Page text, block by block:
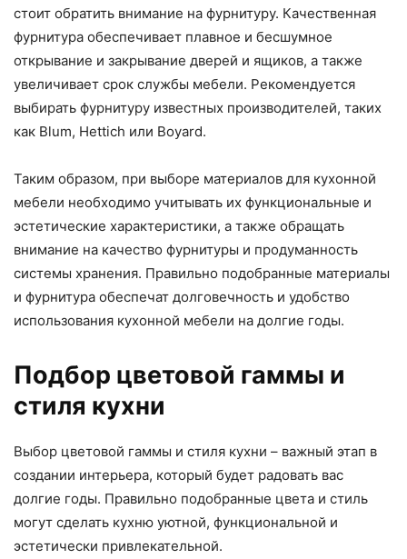
стоит обратить внимание на фурнитуру. Качественная
фурнитура обеспечивает плавное и бесшумное
открывание и закрывание дверей и ящиков, а также
увеличивает срок службы мебели. Рекомендуется
выбирать фурнитуру известных производителей, таких
как Blum, Hettich или Boyard.
Таким образом, при выборе материалов для кухонной
мебели необходимо учитывать их функциональные и
эстетические характеристики, а также обращать
внимание на качество фурнитуры и продуманность
системы хранения. Правильно подобранные материалы
и фурнитура обеспечат долговечность и удобство
использования кухонной мебели на долгие годы.
Подбор цветовой гаммы и
стиля кухни
Выбор цветовой гаммы и стиля кухни – важный этап в
создании интерьера, который будет радовать вас
долгие годы. Правильно подобранные цвета и стиль
могут сделать кухню уютной, функциональной и
эстетически привлекательной.